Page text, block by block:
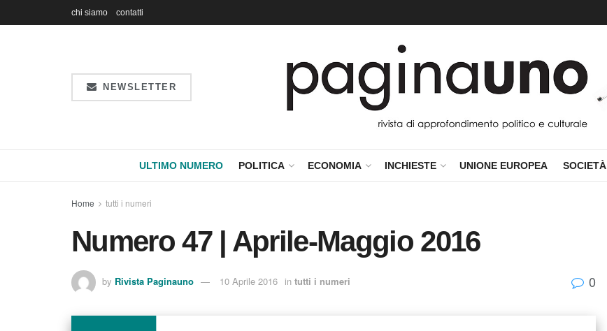
chi siamo contatti
NEWSLETTER
ULTIMO NUMERO POLITICA ECONOMIA INCHIESTE UNIONE EUROPEA SOCIETÀ
Home tutti i numeri
Numero 47 | Aprile-Maggio 2016
by Rivista Paginauno 10 Aprile 2016 in tutti i numeri 0